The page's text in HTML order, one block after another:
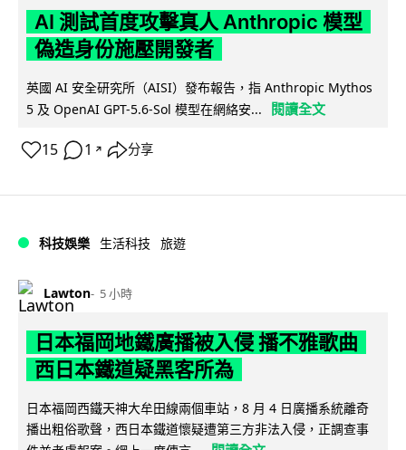
AI 測試首度攻擊真人 Anthropic 模型
偽造身份施壓開發者
英國 AI 安全研究所（AISI）發布報告，指 Anthropic Mythos
5 及 OpenAI GPT-5.6-Sol 模型在網絡安...
閱讀全文
15 1 ↗ 分享
科技娛樂 生活科技 旅遊
Lawton 5 小時
日本福岡地鐵廣播被入侵 播不雅歌曲
西日本鐵道疑黑客所為
日本福岡西鐵天神大牟田線兩個車站，8 月 4 日廣播系統離奇
播出粗俗歌聲，西日本鐵道懷疑遭第三方非法入侵，正調查事